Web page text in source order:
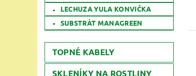
LECHUZA YULA KONVIČKA
SUBSTRÁT MANAGREEN
TOPNÉ KABELY
SKLENÍKY NA ROSTLINY